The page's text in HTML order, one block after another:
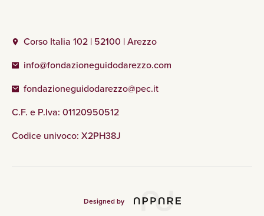
Corso Italia 102 | 52100 | Arezzo
info@fondazioneguidodarezzo.com
fondazioneguidodarezzo@pec.it
C.F. e P.Iva: 01120950512
Codice univoco: X2PH38J
Designed by